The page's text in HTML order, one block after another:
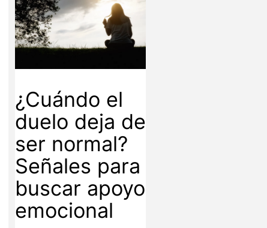
¿Cuándo el
duelo deja de
ser normal?
Señales para
buscar apoyo
emocional